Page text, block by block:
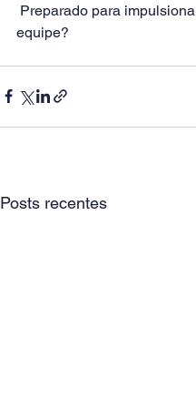
equipe?
Posts recentes